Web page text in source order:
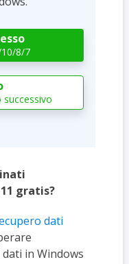
8/7
successivo
gratis?
dati
in Windows